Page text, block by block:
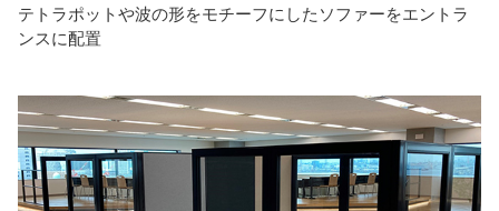
テトラポットや波の形をモチーフにしたソファーをエントラ
ンスに配置